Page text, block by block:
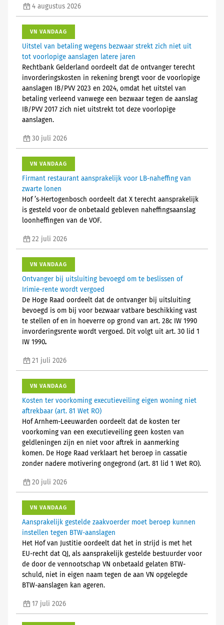
4 augustus 2026
VN VANDAAG
Uitstel van betaling wegens bezwaar strekt zich niet uit
tot voorlopige aanslagen latere jaren
Rechtbank Gelderland oordeelt dat de ontvanger terecht
invorderingskosten in rekening brengt voor de voorlopige
aanslagen IB/PVV 2023 en 2024, omdat het uitstel van
betaling verleend vanwege een bezwaar tegen de aanslag
IB/PVV 2017 zich niet uitstrekt tot deze voorlopige
aanslagen.
30 juli 2026
VN VANDAAG
Firmant restaurant aansprakelijk voor LB-naheffing van
zwarte lonen
Hof ’s‑Hertogenbosch oordeelt dat X terecht aansprakelijk
is gesteld voor de onbetaald gebleven naheffingsaanslag
loonheffingen van de VOF.
22 juli 2026
VN VANDAAG
Ontvanger bij uitsluiting bevoegd om te beslissen of
Irimie-rente wordt vergoed
De Hoge Raad oordeelt dat de ontvanger bij uitsluiting
bevoegd is om bij voor bezwaar vatbare beschikking vast
te stellen of en in hoeverre op grond van art. 28c IW 1990
invorderingsrente wordt vergoed. Dit volgt uit art. 30 lid 1
IW 1990.
21 juli 2026
VN VANDAAG
Kosten ter voorkoming executieveiling eigen woning niet
aftrekbaar (art. 81 Wet RO)
Hof Arnhem-Leeuwarden oordeelt dat de kosten ter
voorkoming van een executieveiling geen kosten van
geldleningen zijn en niet voor aftrek in aanmerking
komen. De Hoge Raad verklaart het beroep in cassatie
zonder nadere motivering ongegrond (art. 81 lid 1 Wet RO).
20 juli 2026
VN VANDAAG
Aansprakelijk gestelde zaakvoerder moet beroep kunnen
instellen tegen BTW-aanslagen
Het Hof van Justitie oordeelt dat het in strijd is met het
EU-recht dat QJ, als aansprakelijk gestelde bestuurder voor
de door de vennootschap VN onbetaald gelaten BTW-
schuld, niet in eigen naam tegen de aan VN opgelegde
BTW-aanslagen kan ageren.
17 juli 2026